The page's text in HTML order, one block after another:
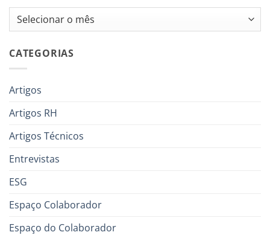
Arquivos
CATEGORIAS
Artigos
Artigos RH
Artigos Técnicos
Entrevistas
ESG
Espaço Colaborador
Espaço do Colaborador